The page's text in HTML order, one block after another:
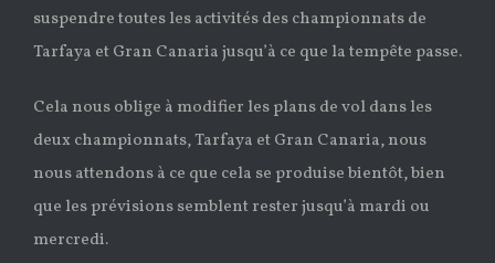
suspendre toutes les activités des championnats de
Tarfaya et Gran Canaria jusqu’à ce que la tempête passe.
Cela nous oblige à modifier les plans de vol dans les
deux championnats, Tarfaya et Gran Canaria, nous
nous attendons à ce que cela se produise bientôt, bien
que les prévisions semblent rester jusqu’à mardi ou
mercredi.